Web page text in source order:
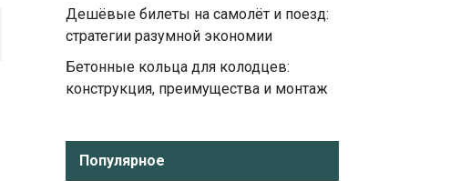
Дешёвые билеты на самолёт и поезд:
стратегии разумной экономии
Бетонные кольца для колодцев:
конструкция, преимущества и монтаж
Популярное